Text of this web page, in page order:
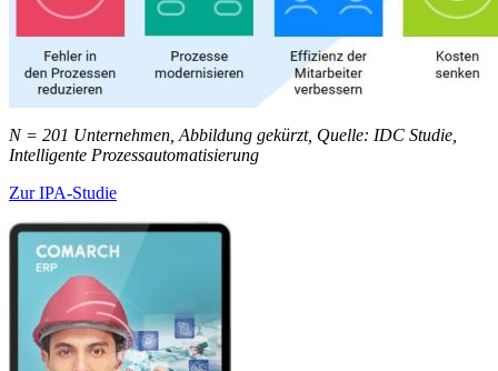
N = 201 Unternehmen, Abbildung gekürzt, Quelle: IDC Studie,
Intelligente Prozessautomatisierung
Zur IPA-Studie